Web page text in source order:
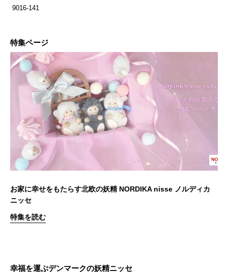
9016-141
特集ページ
お家に幸せをもたらす北欧の妖精 NORDIKA nisse ノルディカ
ニッセ
特集を読む
幸福を運ぶデンマークの妖精ニッセ